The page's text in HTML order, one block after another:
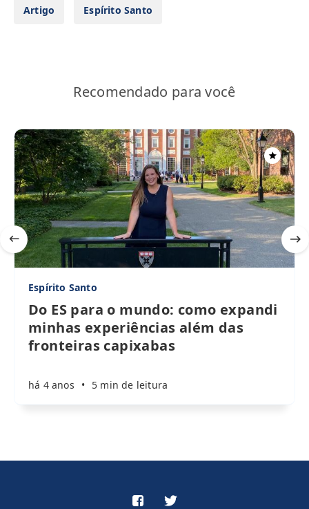
Artigo Espírito Santo
Recomendado para você
Espírito Santo
Do ES para o mundo: como expandi
minhas experiências além das
fronteiras capixabas
há 4 anos • 5 min de leitura